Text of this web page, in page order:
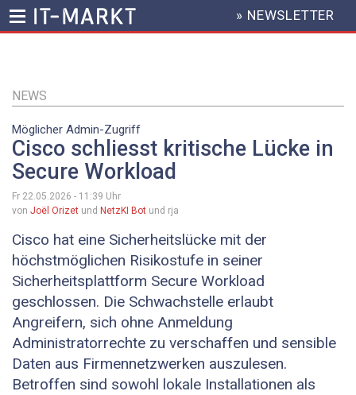
Inhalt
HEADER
MENU
» NEWSLETTER
NEWS
Möglicher Admin-Zugriff
Cisco schliesst kritische Lücke in
Secure Workload
Fr 22.05.2026 - 11:39 Uhr
von Joël Orizet und NetzKI Bot und rja
Cisco hat eine Sicherheitslücke mit der
höchstmöglichen Risikostufe in seiner
Sicherheitsplattform Secure Workload
geschlossen. Die Schwachstelle erlaubt
Angreifern, sich ohne Anmeldung
Administratorrechte zu verschaffen und sensible
Daten aus Firmennetzwerken auszulesen.
Betroffen sind sowohl lokale Installationen als